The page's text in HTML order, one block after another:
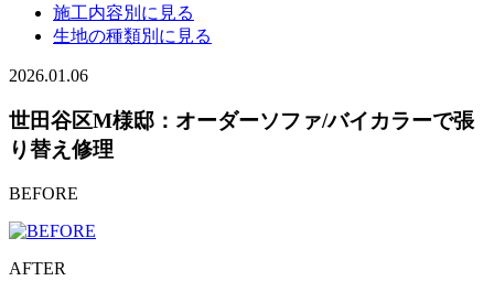
施工内容別に見る
生地の種類別に見る
2026.01.06
世田谷区M様邸：オーダーソファ/バイカラーで張
り替え修理
BEFORE
AFTER